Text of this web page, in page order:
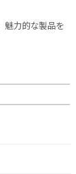
魅力的な製品を